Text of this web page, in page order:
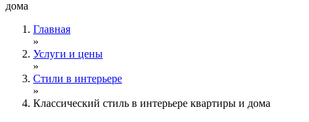
Главная
»
Услуги и цены
»
Стили в интерьере
»
Классический стиль в интерьере квартиры и дома